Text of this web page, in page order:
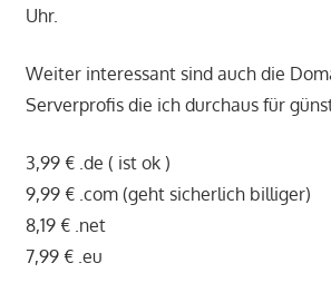
Uhr.
Weiter interessant sind auch die
Serverprofis die ich durchaus für
3,99 € .de ( ist ok )
9,99 € .com (geht sicherlich billiger)
8,19 € .net
7,99 € .eu